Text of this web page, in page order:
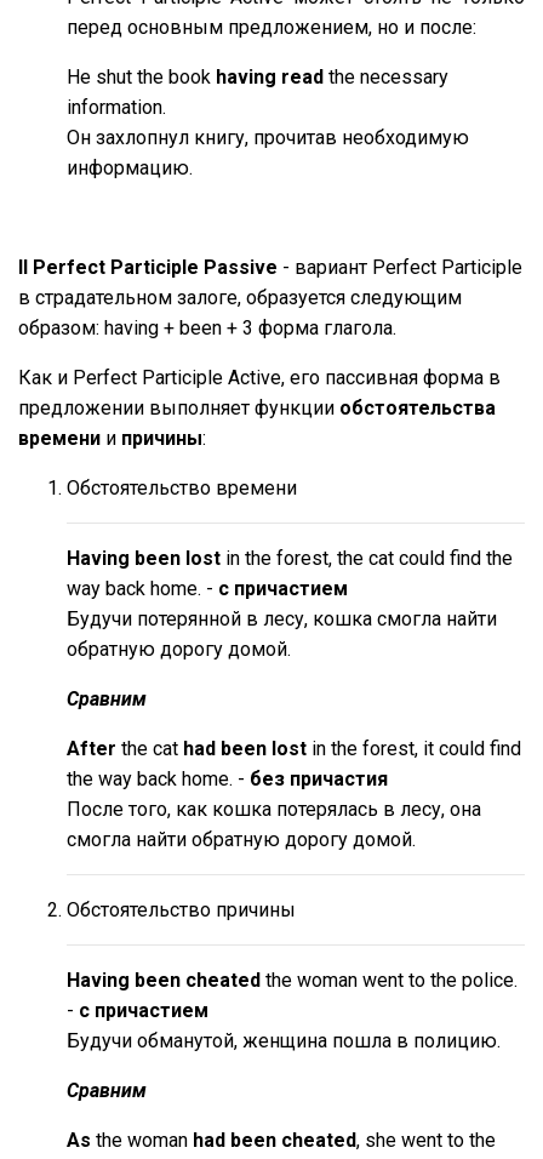
перед основным предложением, но и после:
He shut the book having read the necessary
information.
Он захлопнул книгу, прочитав необходимую
информацию.
II Perfect Participle Passive - вариант Perfect Participle
в страдательном залоге, образуется следующим
образом: having + been + 3 форма глагола.
Как и Perfect Participle Active, его пассивная форма в
предложении выполняет функции обстоятельства
времени и причины:
Обстоятельство времени
Having been lost in the forest, the cat could find the
way back home. - с причастием
Будучи потерянной в лесу, кошка смогла найти
обратную дорогу домой.
Сравним
After the cat had been lost in the forest, it could find
the way back home. - без причастия
После того, как кошка потерялась в лесу, она
смогла найти обратную дорогу домой.
Обстоятельство причины
Having been cheated the woman went to the police.
- с причастием
Будучи обманутой, женщина пошла в полицию.
Сравним
As the woman had been cheated, she went to the